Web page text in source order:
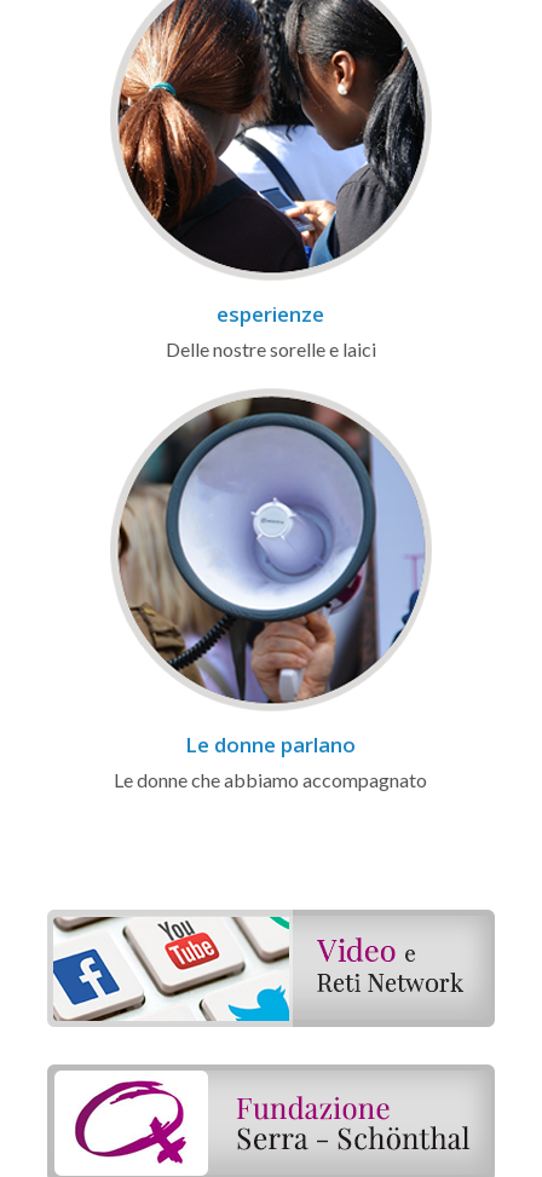
esperienze
Delle nostre sorelle e laici
Le donne parlano
Le donne che abbiamo accompagnato